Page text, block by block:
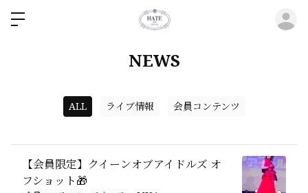
NEWS
ALL ライブ情報 会員コンテンツ
【会員限定】クイーンオブアイドルズ オ
フショット🎁